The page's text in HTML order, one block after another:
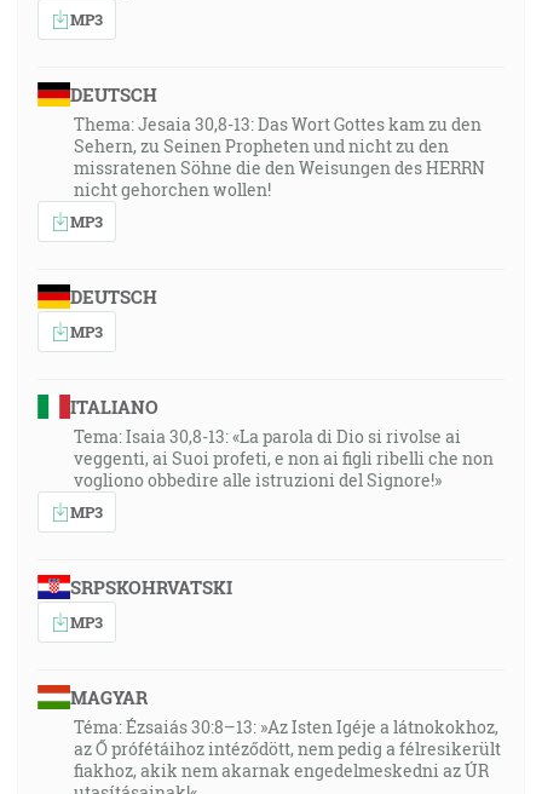
MP3
DEUTSCH
Thema: Jesaia 30,8-13: Das Wort Gottes kam zu den
Sehern, zu Seinen Propheten und nicht zu den
missratenen Söhne die den Weisungen des HERRN
nicht gehorchen wollen!
MP3
DEUTSCH
MP3
ITALIANO
Tema: Isaia 30,8-13: «La parola di Dio si rivolse ai
veggenti, ai Suoi profeti, e non ai figli ribelli che non
vogliono obbedire alle istruzioni del Signore!»
MP3
SRPSKOHRVATSKI
MP3
MAGYAR
Téma: Ézsaiás 30:8–13: »Az Isten Igéje a látnokokhoz,
az Ő prófétáihoz intéződött, nem pedig a félresikerült
fiakhoz, akik nem akarnak engedelmeskedni az ÚR